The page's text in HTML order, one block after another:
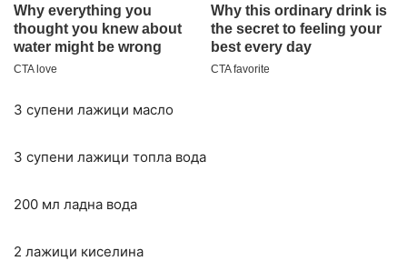
3 супени лажици масло
3 супени лажици топла вода
200 мл ладна вода
2 лажици киселина